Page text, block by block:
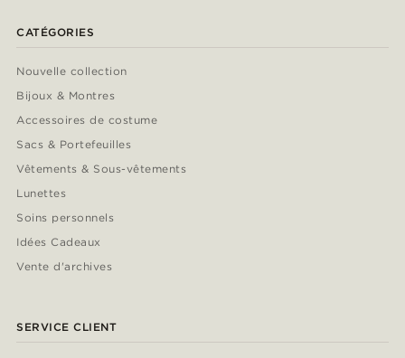
CATÉGORIES
Nouvelle collection
Bijoux & Montres
Accessoires de costume
Sacs & Portefeuilles
Vêtements & Sous-vêtements
Lunettes
Soins personnels
Idées Cadeaux
Vente d'archives
SERVICE CLIENT